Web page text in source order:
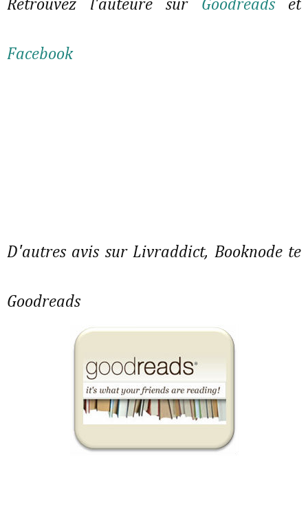
Retrouvez l'auteure sur Goodreadset
Facebook
D'autres avis sur Livraddict, Booknode te
Goodreads